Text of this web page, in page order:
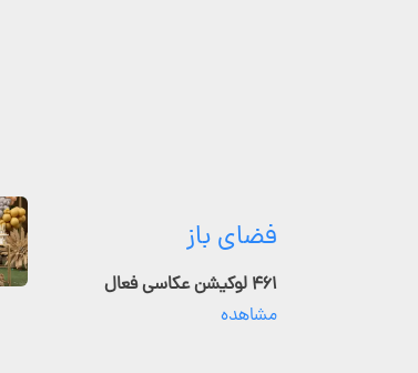
فضای باز
۴۶۱ لوکیشن عکاسی فعال
مشاهده